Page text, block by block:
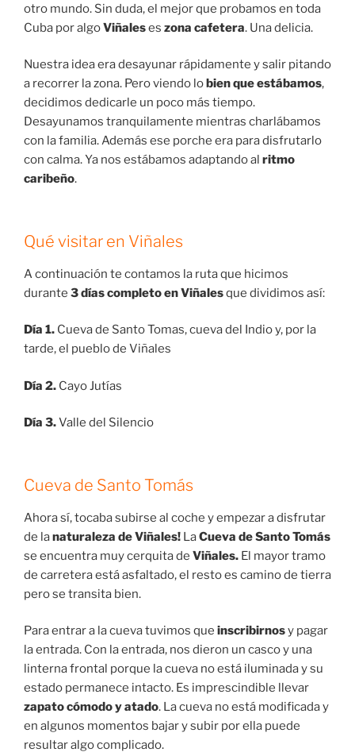
otro mundo. Sin duda, el mejor que probamos en toda
Cuba por algoViñaleses zona cafetera. Una delicia.
Nuestra idea era desayunar rápidamente y salir pitando
a recorrer la zona. Pero viendo lobien que estábamos,
decidimos dedicarle un poco más tiempo.
Desayunamos tranquilamente mientras charlábamos
con la familia. Además ese porche era para disfrutarlo
con calma. Ya nos estábamos adaptando al ritmo
caribeño.
Qué visitar en Viñales
A continuación te contamos la ruta que hicimos
durante 3 días completo en Viñalesque dividimos así:
Día 1. Cueva de Santo Tomas, cueva del Indio y, por la
tarde, el pueblo de Viñales
Día 2. Cayo Jutías
Día 3.Valle del Silencio
Cueva de Santo Tomás
Ahora sí, tocaba subirse al coche y empezar a disfrutar
de lanaturaleza de Viñales! LaCueva de Santo Tomás
se encuentra muy cerquita de Viñales. El mayor tramo
de carretera está asfaltado, el resto es camino de tierra
pero se transita bien.
Para entrar a la cueva tuvimos que inscribirnosy pagar
la entrada. Con la entrada, nos dieron un casco y una
linterna frontal porque la cueva no está iluminada y su
estado permanece intacto. Es imprescindible llevar
zapato cómodo y atado. La cueva no está modificada y
en algunos momentos bajar y subir por ella puede
resultar algo complicado.